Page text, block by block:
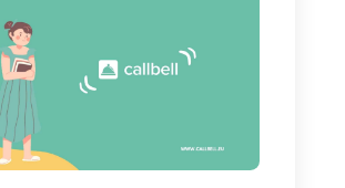
empezando a emprender o
tiempo con tu negocio.
el tiempo dentro de
es el principal